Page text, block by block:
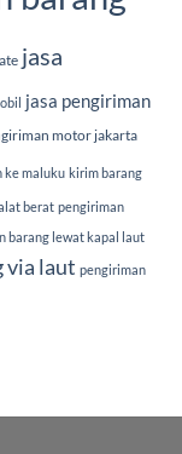
jasa
jasa pengiriman
motor jakarta
ke maluku kirim barang
berat pengiriman
barang lewat kapal laut
via laut pengiriman